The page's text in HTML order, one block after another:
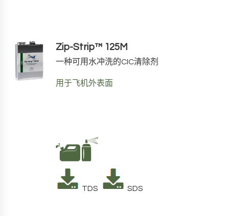
Zip-Strip™ 125M
一种可用水冲洗的CIC清除剂
用于飞机外表面
TDS SDS